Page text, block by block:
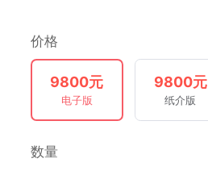
价格
9800元
电子版
9800元
纸介版
数量